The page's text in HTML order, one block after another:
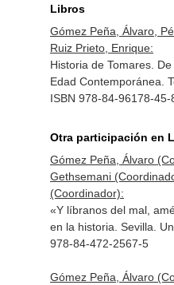
Libros
Gómez Peña, Álvaro,
Ruiz Prieto, Enrique:
Historia de Tomares.
Edad Contemporánea.
ISBN 978-84-96178-45-
Otra participación en
Gómez Peña, Álvaro
Gethsemani
(Coordinador):
«Y líbranos del mal,
en la historia. Sevilla.
978-84-472-2567-5
Gómez Peña, Álvaro